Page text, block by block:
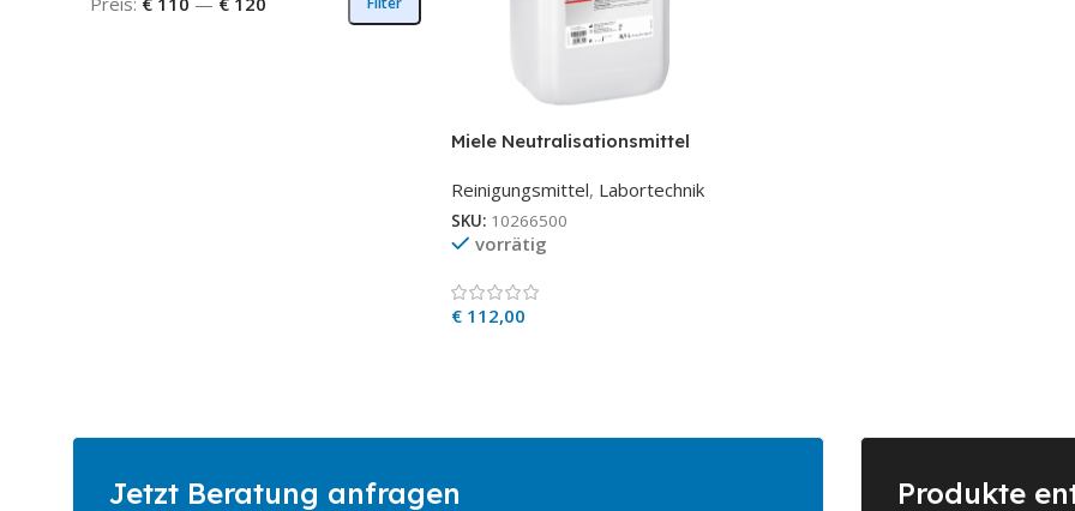
Miele Neutralisationsmittel
phosphorsäurebasiert
Reinigungsmittel, Labortechnik
SKU: 10266500
vorrätig
€ 112,00
Jetzt Beratung anfragen Produkte